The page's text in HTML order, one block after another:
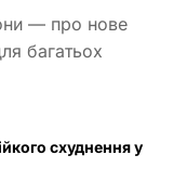
— про нове
багатьох
схуднення у